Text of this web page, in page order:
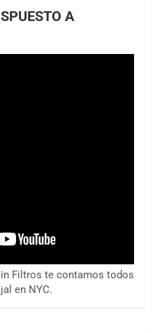
A
Filtros te contamos todos
en NYC.